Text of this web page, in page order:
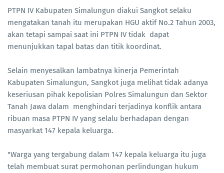
PTPN IV Kabupaten Simalungun diakui Sangkot selaku
mengatakan tanah itu merupakan HGU aktif No.2 Tahun 2003,
akan tetapi sampai saat ini PTPN IV tidak dapat
menunjukkan tapal batas dan titik koordinat.
Selain menyesalkan lambatnya kinerja Pemerintah
Kabupaten Simalungun, Sangkot juga melihat tidak adanya
keseriusan pihak kepolisian Polres Simalungun dan Sektor
Tanah Jawa dalam menghindari terjadinya konflik antara
ribuan masa PTPN IV yang selalu berhadapan dengan
masyarkat 147 kepala keluarga.
"Warga yang tergabung dalam 147 kepala keluarga itu juga
telah membuat surat permohonan perlindungan hukum